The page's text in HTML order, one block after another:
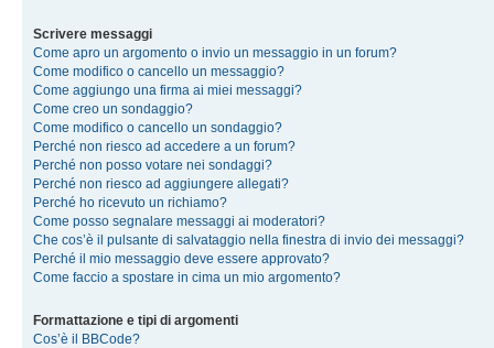
Scrivere messaggi
Come apro un argomento o invio un messaggio in un forum?
Come modifico o cancello un messaggio?
Come aggiungo una firma ai miei messaggi?
Come creo un sondaggio?
Come modifico o cancello un sondaggio?
Perché non riesco ad accedere a un forum?
Perché non posso votare nei sondaggi?
Perché non riesco ad aggiungere allegati?
Perché ho ricevuto un richiamo?
Come posso segnalare messaggi ai moderatori?
Che cos’è il pulsante di salvataggio nella finestra di invio dei messaggi?
Perché il mio messaggio deve essere approvato?
Come faccio a spostare in cima un mio argomento?
Formattazione e tipi di argomenti
Cos’è il BBCode?